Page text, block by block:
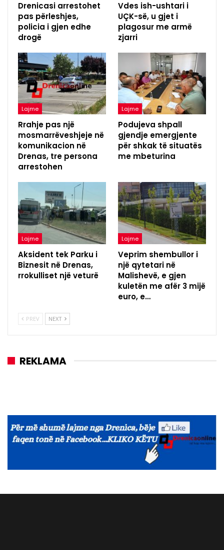
Drenicasi arrestohet
pas përleshjes,
policia i gjen edhe
drogë
Vdes ish-ushtari i
UÇK-së, u gjet i
plagosur me armë
zjarri
Lajme
Rrahje pas një
mosmarrëveshjeje në
komunikacion në
Drenas, tre persona
arrestohen
Lajme
Podujeva shpall
gjendje emergjente
për shkak të situatës
me mbeturina
Lajme
Aksident tek Parku i
Biznesit në Drenas,
rrokulliset një veturë
Lajme
Veprim shembullor i
një qytetari në
Malishevë, e gjen
kuletën me afër 3 mijë
euro, e…
PREV NEXT
REKLAMA